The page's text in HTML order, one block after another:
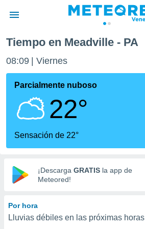
de
ha
que se
calidad.
a este
las
y
digital
basada
Tiempo en Meadville - PA
08:09 Viernes
Parcialmente nuboso
22°
Sensación de 22°
¡Descarga GRATIS la app de
Meteored!
Por hora
Lluvias débiles en las próximas horas